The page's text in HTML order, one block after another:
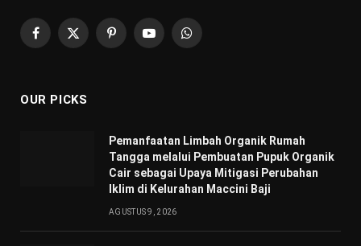
Facebook
X
PinterestYouTubeWhatsApp
OUR PICKS
Pemanfaatan Limbah Organik Rumah
Tangga melalui Pembuatan Pupuk Organik
Cair sebagai Upaya Mitigasi Perubahan
Iklim di Kelurahan Maccini Baji
AGUSTUS 9, 2026